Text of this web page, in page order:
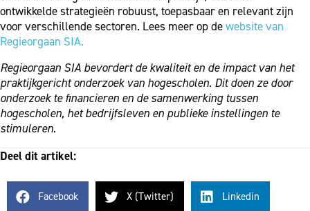
ontwikkelde strategieën robuust, toepasbaar en relevant zijn
voor verschillende sectoren. Lees meer op dewebsite van
Regieorgaan SIA.
Regieorgaan SIA bevordert de kwaliteit en de impact van het
praktijkgericht onderzoek van hogescholen. Dit doen ze door
onderzoek te financieren en de samenwerking tussen
hogescholen, het bedrijfsleven en publieke instellingen te
stimuleren.
Deel dit artikel:
Facebook X (Twitter) Linkedin